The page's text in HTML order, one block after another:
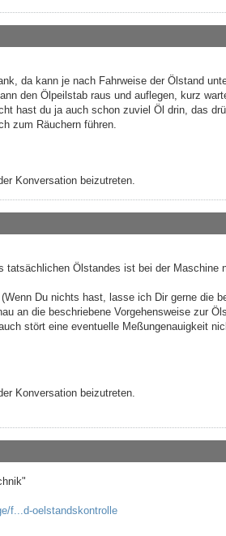
da kann je nach Fahrweise der Ölstand
den Ölpeilstab raus und auflegen, kurz
hast du ja auch schon zuviel Öl drin, das
zum Räuchern führen.
Konversation beizutreten.
tatsächlichen Ölstandes ist bei der Maschine
Du nichts hast, lasse ich Dir gerne die
an die beschriebene Vorgehensweise zur
stört eine eventuelle Meßungenauigkeit
Konversation beizutreten.
f...d-oelstandskontrolle